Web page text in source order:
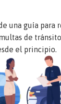
una guía para
de
el principio.